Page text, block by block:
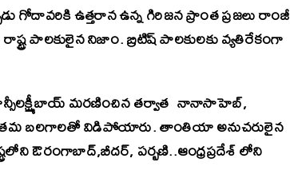
గోదావరికి ఉత్తరాన ఉన్న గిరిజన ప్రాంత ప్రజలు రాంజీ
పాలకులైన నిజాం. బ్రిటిష్ పాలకులకు వ్యతిరేకంగా
మరణించిన తర్వాత నానాసాహెబ్,
బలగాలతో విడిపోయారు. తాంతియా అనుచరులైన
ఔరంగాబాద్,బీదర్, పర్బణి..ఆంధ్రప్రదేశ్ లోని